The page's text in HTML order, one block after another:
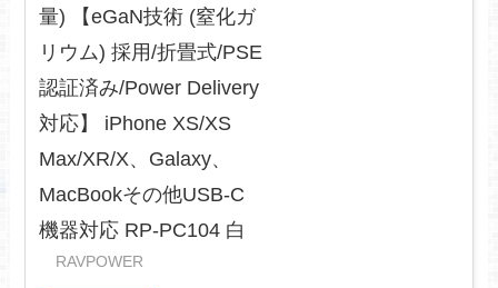
量) 【eGaN技術 (窒化ガ
リウム) 採用/折畳式/PSE
認証済み/Power Delivery
対応】 iPhone XS/XS
Max/XR/X、Galaxy、
MacBookその他USB-C
機器対応 RP-PC104 白
RAVPOWER